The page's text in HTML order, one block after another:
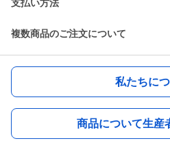
支払い方法
複数商品のご注文について
私たちに
商品について生産